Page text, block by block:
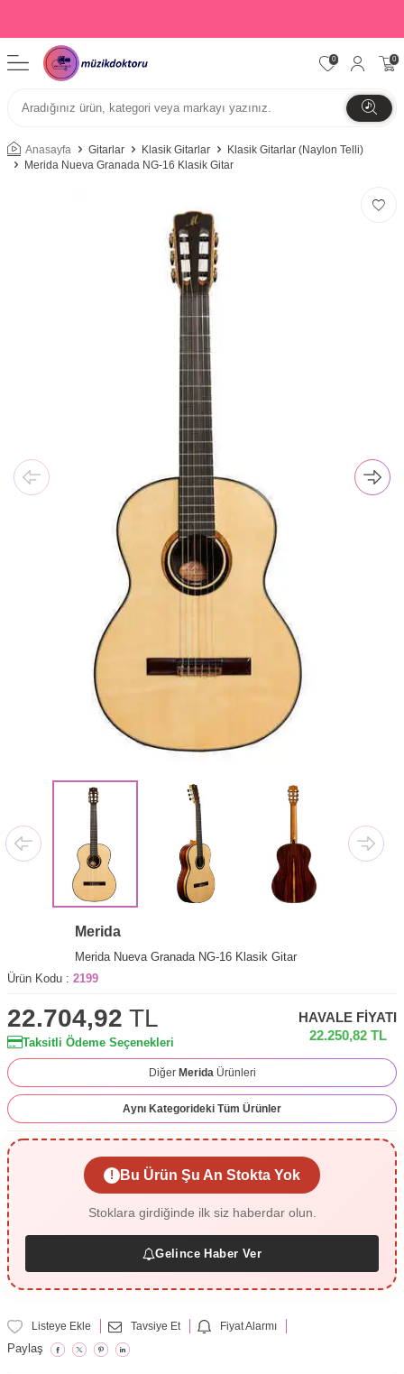
0 0
Anasayfa Gitarlar Klasik Gitarlar
Klasik Gitarlar (Naylon Telli)
Merida Nueva Granada NG-16 Klasik Gitar
Merida
Merida Nueva Granada NG-16 Klasik Gitar
Ürün Kodu : 2199
22.704,92 TL
Taksitli Ödeme Seçenekleri
HAVALE FIYATI
22.250,82TL
Diğer Merida Ürünleri
Aynı Kategorideki Tüm Ürünler
! Bu Ürün Şu An Stokta Yok
Stoklara girdiğinde ilk siz haberdar olun.
Gelince Haber Ver
Listeye Ekle Tavsiye Et Fiyat Alarmı
Paylaş